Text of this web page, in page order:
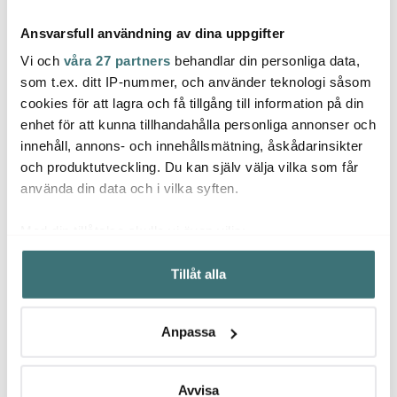
Ansvarsfull användning av dina uppgifter
Vi och våra 27 partners behandlar din personliga data,
som t.ex. ditt IP-nummer, och använder teknologi såsom
cookies för att lagra och få tillgång till information på din
enhet för att kunna tillhandahålla personliga annonser och
innehåll, annons- och innehållsmätning, åskådarinsikter
och produktutveckling. Du kan själv välja vilka som får
använda din data och i vilka syften.
Samla in information om din geografiska plats som
kan ha en noggrannhet på upp till flera meter
Identifiera din enhet genom att aktivt skanna den för
Ta reda på mer om hur dina personliga uppgifter
Du kan ändra eller dra tillbaka ditt samtycke när som
Tillåt alla
Anpassa
Avvisa
Kähler
Hammershøi Kanna 50
cl Vit
399 kr
Kähler
Hammershøi Kvarn 18,5
cm Vit
669 kr
Låt dig inspireras av våra kunder